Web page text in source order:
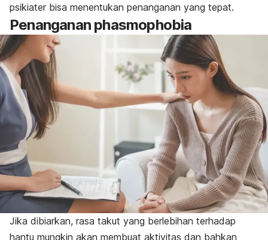
psikiater bisa menentukan penanganan yang tepat.
Penanganan phasmophobia
Jika dibiarkan, rasa takut yang berlebihan terhadap
hantu mungkin akan membuat aktivitas dan bahkan